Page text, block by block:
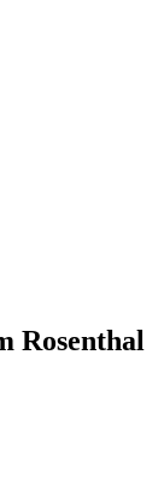
Rosenthal